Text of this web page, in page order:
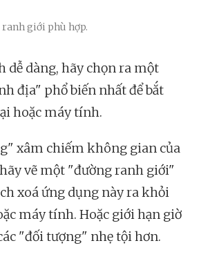
ranh giới phù hợp.
dễ dàng, hãy chọn ra một
địa" phổ biến nhất để bắt
hoặc máy tính.
xâm chiếm không gian của
vẽ một "đường ranh giới"
xoá ứng dụng này ra khỏi
máy tính. Hoặc giới hạn giờ
"đối tượng" nhẹ tội hơn.